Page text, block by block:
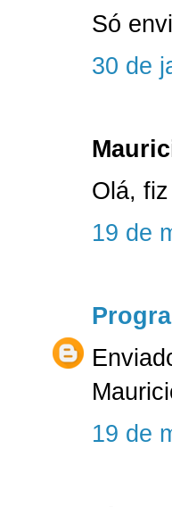
Só
30 de
Olá,
19 de
19 de